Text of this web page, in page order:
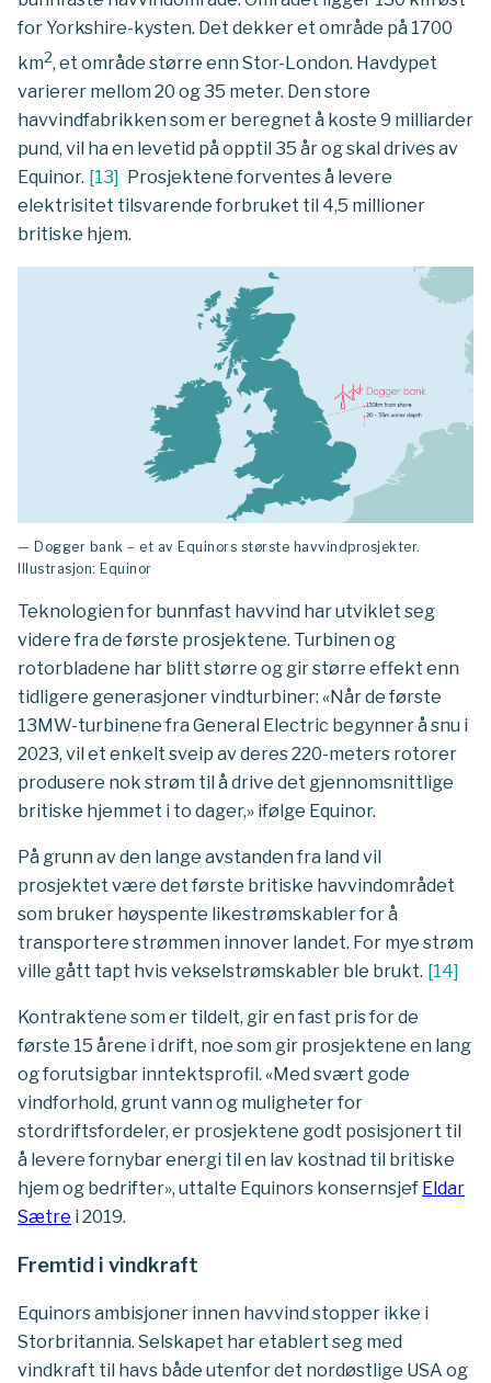
for Yorkshire-kysten. Det dekker et område på 1700
km2, et område større enn Stor-London. Havdypet
varierer mellom 20 og 35 meter. Den store
havvindfabrikken som er beregnet å koste 9 milliarder
pund, vil ha en levetid på opptil 35 år og skal drives av
Equinor. [13]
Prosjektene forventes å levere
elektrisitet tilsvarende forbruket til 4,5 millioner
britiske hjem.
— Dogger bank – et av Equinors største havvindprosjekter.
Illustrasjon: Equinor
Teknologien for bunnfast havvind har utviklet seg
videre fra de første prosjektene. Turbinen og
rotorbladene har blitt større og gir større effekt enn
tidligere generasjoner vindturbiner: «Når de første
13MW-turbinene fra General Electric begynner å snu i
2023, vil et enkelt sveip av deres 220-meters rotorer
produsere nok strøm til å drive det gjennomsnittlige
britiske hjemmet i to dager,» ifølge Equinor.
På grunn av den lange avstanden fra land vil
prosjektet være det første britiske havvindområdet
som bruker høyspente likestrømskabler for å
transportere strømmen innover landet. For mye strøm
ville gått tapt hvis vekselstrømskabler ble brukt. [14]
Kontraktene som er tildelt, gir en fast pris for de
første 15 årene i drift, noe som gir prosjektene en lang
og forutsigbar inntektsprofil. «Med svært gode
vindforhold, grunt vann og muligheter for
stordriftsfordeler, er prosjektene godt posisjonert til
å levere fornybar energi til en lav kostnad til britiske
hjem og bedrifter», uttalte Equinors konsernsjef Eldar
Sætre i 2019.
Fremtid i vindkraft
Equinors ambisjoner innen havvind stopper ikke i
Storbritannia. Selskapet har etablert seg med
vindkraft til havs både utenfor det nordøstlige USA og